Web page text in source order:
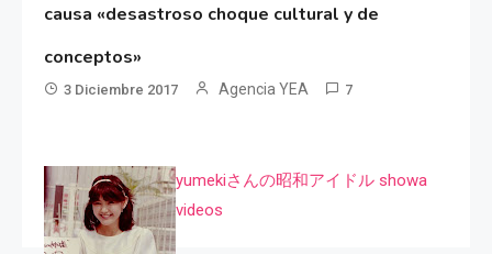
causa «desastroso choque cultural y de
conceptos»
3 Diciembre 2017 Agencia YEA 7
yumekiさんの昭和アイドル showa
videos